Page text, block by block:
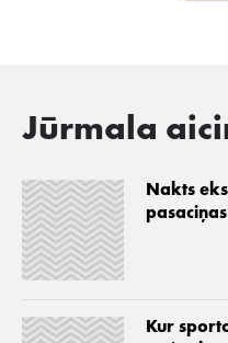
Jūrmala
Nakts
Kur